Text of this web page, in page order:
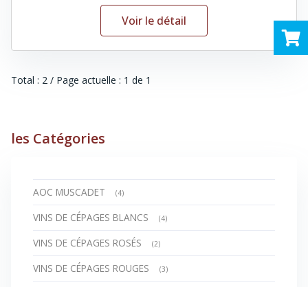
Voir le détail
Total : 2 / Page actuelle : 1 de 1
les Catégories
AOC MUSCADET (4)
VINS DE CÉPAGES BLANCS (4)
VINS DE CÉPAGES ROSÉS (2)
VINS DE CÉPAGES ROUGES (3)